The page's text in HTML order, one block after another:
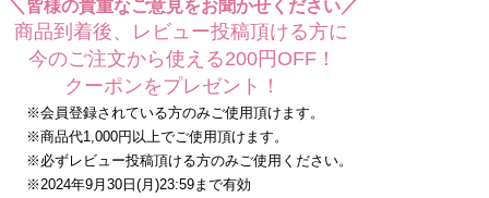
＼皆様の貴重なご意見をお聞かせください／
商品到着後、レビュー投稿頂ける方に
今のご注文から使える200円OFF！
クーポンをプレゼント！
※会員登録されている方のみご使用頂けます。
※商品代1,000円以上でご使用頂けます。
※必ずレビュー投稿頂ける方のみご使用ください。
※2024年9月30日(月)23:59まで有効